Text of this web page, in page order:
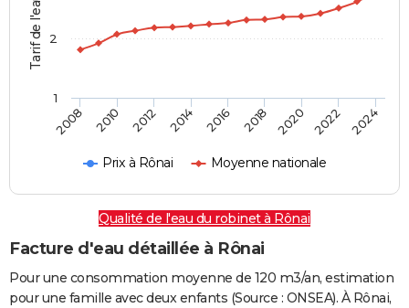
Prix à Rônai Moyenne nationale
2008 2010 2012 2014 2016 2018 2020 2022 2024
2
1
Qualité de l'eau du robinet à Rônai
Facture d'eau détaillée à Rônai
Pour une consommation moyenne de 120 m3/an, estimation
pour une famille avec deux enfants (Source : ONSEA). À Rônai,